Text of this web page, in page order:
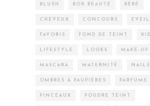
BLUSH BOX BEAUTÉ BÉBÉ
CHEVEUX CONCOURS EVEIL
FAVORIS FOND DE TEINT
LIFESTYLE LOOKS MAKE-UP
MASCARA MATERNITÉ NAILS
OMBRES À PAUPIÈRES PARFUMS
PINCEAUX POUDRE TEINT